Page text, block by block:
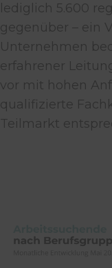
lediglich 5.600
gegenüber – ein
Unternehmen
erfahrener
vor mit hohen
qualifizierte
Teilmarkt